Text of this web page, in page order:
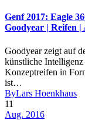
Genf 2017: Eagle
Goodyear | Reifen |
Goodyear zeigt auf
künstliche
Konzeptreifen in
ist…
ByLars Hoenkhaus
11
Aug. 2016